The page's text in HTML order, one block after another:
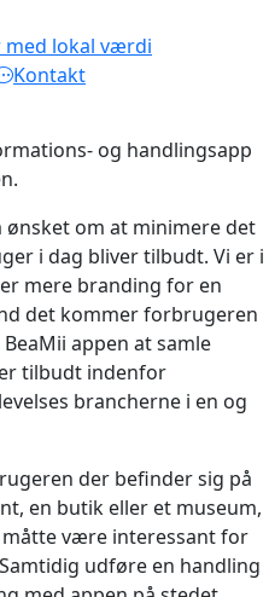
Kontakt
og handlingsapp
om at minimere det
i dag bliver tilbudt. Vi er i
mere branding for en
det kommer forbrugeren
appen at samle
tilbudt indenfor
brancherne i en og
der befinder sig på
en butik eller et museum,
være interessant for
udføre en handling